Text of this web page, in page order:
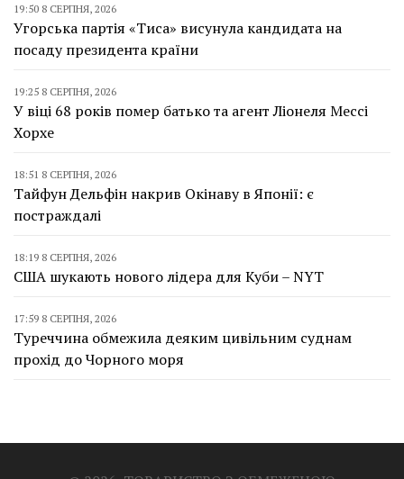
19:50 8 СЕРПНЯ, 2026
Угорська партія «Тиса» висунула кандидата на
посаду президента країни
19:25 8 СЕРПНЯ, 2026
У віці 68 років помер батько та агент Ліонеля Мессі
Хорхе
18:51 8 СЕРПНЯ, 2026
Тайфун Дельфін накрив Окінаву в Японії: є
постраждалі
18:19 8 СЕРПНЯ, 2026
США шукають нового лідера для Куби – NYT
17:59 8 СЕРПНЯ, 2026
Туреччина обмежила деяким цивільним суднам
прохід до Чорного моря